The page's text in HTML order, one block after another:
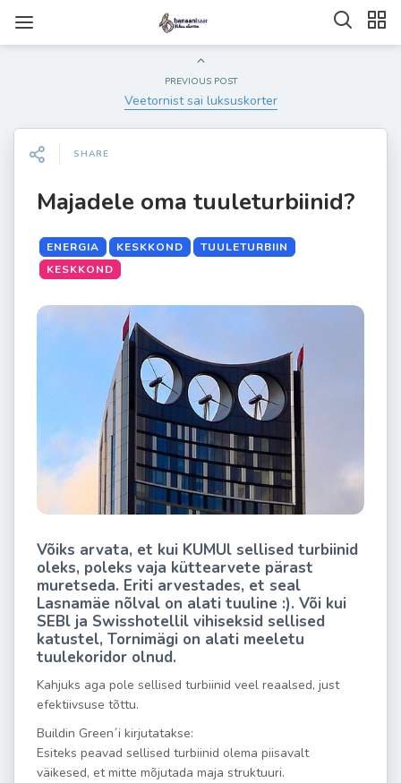
PREVIOUS POST
Veetornist sai luksuskorter
SHARE
Majadele oma tuuleturbiinid?
ENERGIA KESKKOND
TUULETURBIIN
KESKKOND
Võiks arvata, et kui KUMUl sellised turbiinid
oleks, poleks vaja küttearvete pärast
muretseda. Eriti arvestades, et seal
Lasnamäe nõlval on alati tuuline :). Või kui
SEBl ja Swisshotellil vihiseksid sellised
katustel, Tornimägi on alati meeletu
tuulekoridor olnud.
Kahjuks aga pole sellised turbiinid veel reaalsed, just
efektiivsuse tõttu.
Buildin Green´i kirjutatakse:
Esiteks peavad sellised turbiinid olema piisavalt
väikesed, et mitte mõjutada maja struktuuri.